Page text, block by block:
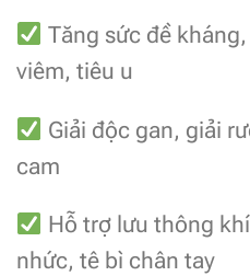
Tăng sức đề
viêm, tiêu u
Giải độc gan, giải
cam
Hỗ trợ lưu thông
nhức, tê bì chân tay